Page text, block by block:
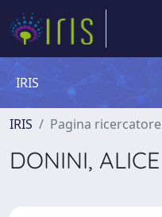
IRIS
IRIS Pagina ricercatore
DONINI, ALICE